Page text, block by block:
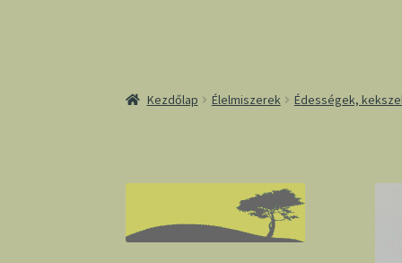
Kezdőlap Élelmiszerek Édességek,